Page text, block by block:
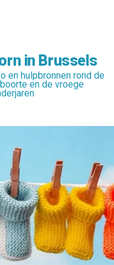
in Brussels
en hulpbronnen rond de
en de vroege